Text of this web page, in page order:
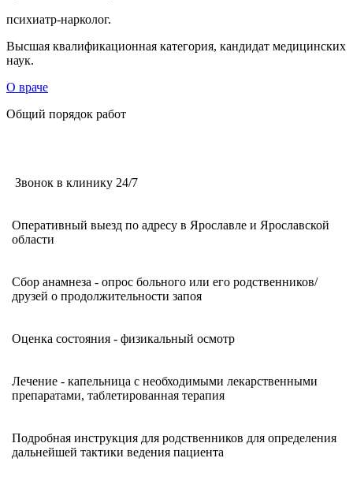
психиатр-нарколог.
Высшая квалификационная категория, кандидат медицинских
наук.
О враче
Общий порядок работ
Звонок в клинику 24/7
Оперативный выезд по адресу в Ярославле и Ярославской
области
Сбор анамнеза - опрос больного или его родственников/
друзей о продолжительности запоя
Оценка состояния - физикальный осмотр
Лечение - капельница с необходимыми лекарственными
препаратами, таблетированная терапия
Подробная инструкция для родственников для определения
дальнейшей тактики ведения пациента